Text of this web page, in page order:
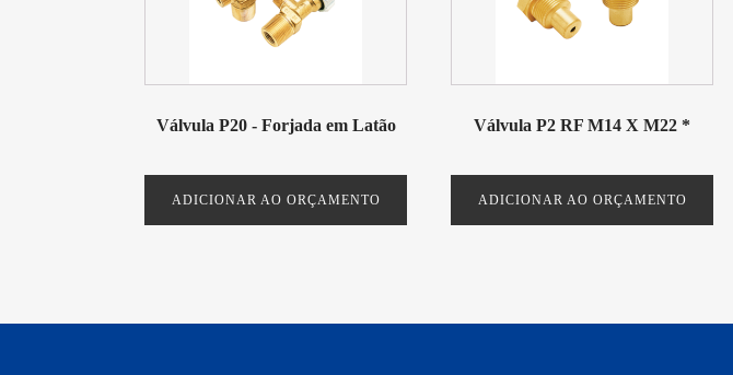
Válvula P20 - Forjada em Latão
ADICIONAR AO ORÇAMENTO
Válvula P2 RF M14 X M22 *
ADICIONAR AO ORÇAMENTO